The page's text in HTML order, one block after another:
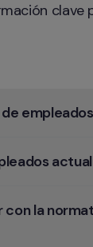
clave
la